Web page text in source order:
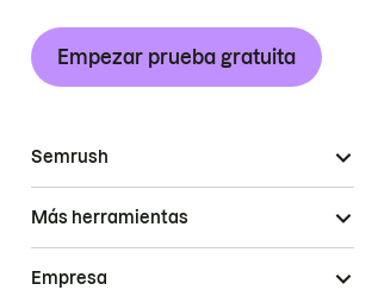
Empezar prueba gratuita
Semrush
Más herramientas
Empresa